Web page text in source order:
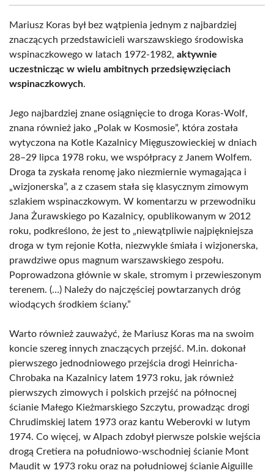
Mariusz Koras był bez wątpienia jednym z najbardziej
znaczących przedstawicieli warszawskiego środowiska
wspinaczkowego w latach 1972-1982, aktywnie
uczestnicząc w wielu ambitnych przedsięwzięciach
wspinaczkowych.
Jego najbardziej znane osiągnięcie to droga Koras-Wolf,
znana również jako „Polak w Kosmosie”, która została
wytyczona na Kotle Kazalnicy Mięguszowieckiej w dniach
28–29 lipca 1978 roku, we współpracy z Janem Wolfem.
Droga ta zyskała renomę jako niezmiernie wymagająca i
„wizjonerska”, a z czasem stała się klasycznym zimowym
szlakiem wspinaczkowym. W komentarzu w przewodniku
Jana Żurawskiego po Kazalnicy, opublikowanym w 2012
roku, podkreślono, że jest to „niewątpliwie najpiękniejsza
droga w tym rejonie Kotła, niezwykle śmiała i wizjonerska,
prawdziwe opus magnum warszawskiego zespołu.
Poprowadzona głównie w skale, stromym i przewieszonym
terenem. (…) Należy do najczęściej powtarzanych dróg
wiodących środkiem ściany.”
Warto również zauważyć, że Mariusz Koras ma na swoim
koncie szereg innych znaczących przejść. M.in. dokonał
pierwszego jednodniowego przejścia drogi Heinricha-
Chrobaka na Kazalnicy latem 1973 roku, jak również
pierwszych zimowych i polskich przejść na północnej
ścianie Małego Kieżmarskiego Szczytu, prowadząc drogi
Chrudimskiej latem 1973 oraz kantu Weberovki w lutym
1974. Co więcej, w Alpach zdobył pierwsze polskie wejścia
drogą Cretiera na południowo-wschodniej ścianie Mont
Maudit w 1973 roku oraz na południowej ścianie Aiguille